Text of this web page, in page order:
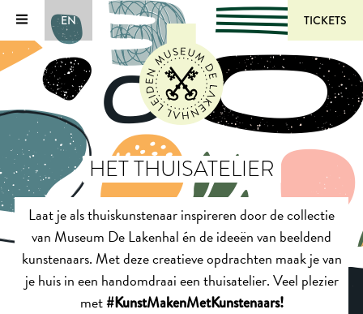
EN TICKETS
HET THUISATELIER
Laat je als thuiskunstenaar inspireren door de collectie
van Museum De Lakenhal én de ideeën van beeldend
kunstenaars. Met deze creatieve opdrachten maak je van
je huis in een handomdraai een thuisatelier. Veel plezier
met#KunstMakenMetKunstenaars!